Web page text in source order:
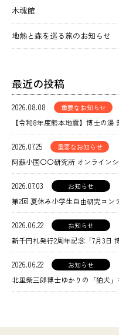
木魂館
地熱と森を巡る旅のお知らせ
最近の投稿
2026.08.08 重要なお知らせ
【令和8年度熊本地震】博士の湯
2026.07.25 重要なお知らせ
阿蘇小国〇〇研究所 オンライン
2026.07.03 お知らせ
第2回 夏休み小学生自由研究コン
2026.06.22 お知らせ
新千円札発行2周年記念「7月3日
2026.06.22 お知らせ
北里柴三郎博士ゆかりの「狛犬